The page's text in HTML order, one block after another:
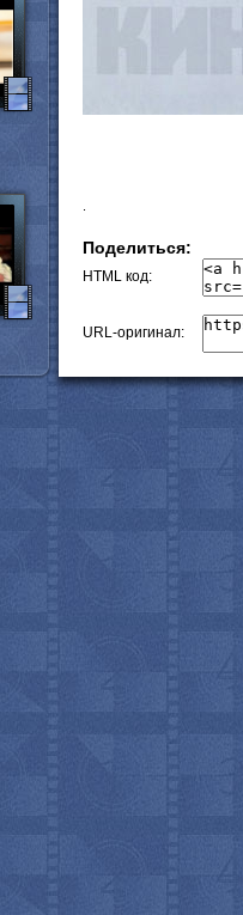
Поделиться:
HTML код:
URL-оригинал: